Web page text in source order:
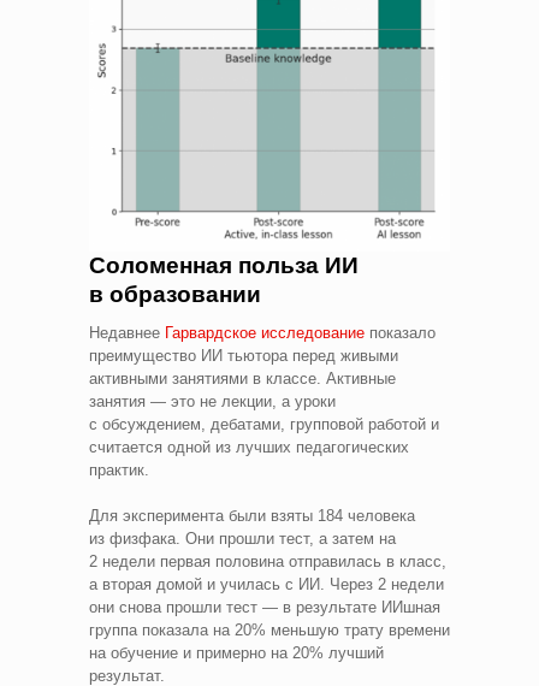
Соломенная польза ИИ
в образовании
Недавнее Гарвардское исследование показало
преимущество ИИ тьютора перед живыми
активными занятиями в классе. Активные
занятия — это не лекции, а уроки
с обсуждением, дебатами, групповой работой и
считается одной из лучших педагогических
практик.
Для эксперимента были взяты 184 человека
из физфака. Они прошли тест, а затем на
2 недели первая половина отправилась в класс,
а вторая домой и училась с ИИ. Через 2 недели
они снова прошли тест — в результате ИИшная
группа показала на 20% меньшую трату времени
на обучение и примерно на 20% лучший
результат.